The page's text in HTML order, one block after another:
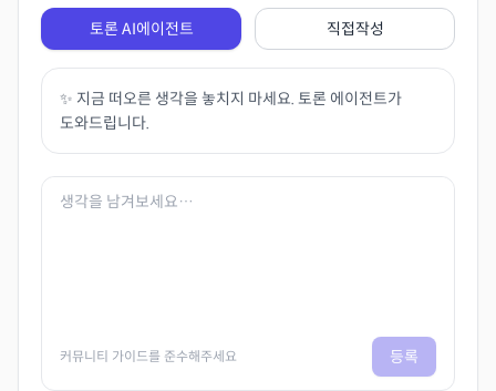
토론 AI에이전트 직접작성
✨ 지금 떠오른 생각을 놓치지 마세요. 토론 에이전트가
도와드립니다.
커뮤니티 가이드를 준수해주세요 등록